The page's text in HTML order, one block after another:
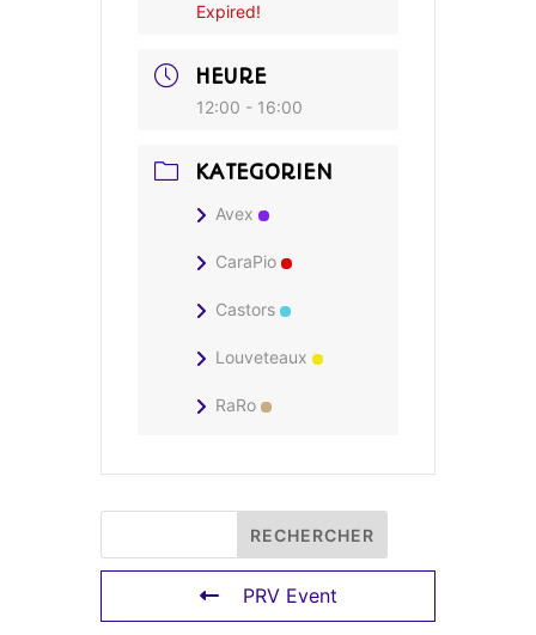
Expired!
HEURE
12:00 - 16:00
KATEGORIEN
Avex
CaraPio
Castors
Louveteaux
RaRo
PRV Event